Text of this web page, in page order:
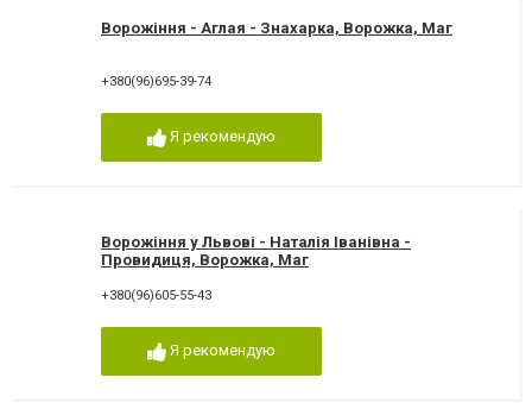
Ворожіння - Аглая - Знахарка, Ворожка, Маг
+380(96)695-39-74
Я рекомендую
Ворожіння у Львові - Наталія Іванівна -
Провидиця, Ворожка, Маг
+380(96)605-55-43
Я рекомендую